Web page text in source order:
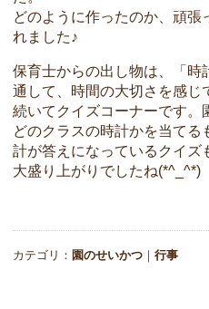
どのように作ったのか、頑張
れました♪
保育士からの出し物は、「時
通して、時間の大切さを感じ
続いてクイズコーナーです。
どのクラスの時計かを当て
計が答えになっているクイズ
大盛り上がりでしたね(*^_^*)
カテゴリ： 園のせいかつ ｜ 行事